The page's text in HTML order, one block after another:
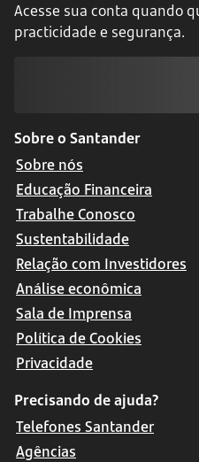
Acesse sua conta quando
practicidade e segurança.
Sobre o Santander
Sobre nós
Educação Financeira
Trabalhe Conosco
Sustentabilidade
Relação com Investidores
Análise econômica
Sala de Imprensa
Política de Cookies
Privacidade
Precisando de ajuda?
Telefones Santander
Agências